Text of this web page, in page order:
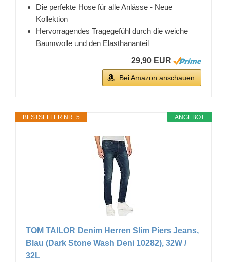
Die perfekte Hose für alle Anlässe - Neue
Kollektion
Hervorragendes Tragegefühl durch die weiche
Baumwolle und den Elasthananteil
29,90 EUR
Bei Amazon anschauen
ANGEBOT
BESTSELLER NR. 5
TOM TAILOR Denim Herren Slim Piers Jeans,
Blau (Dark Stone Wash Deni 10282), 32W /
32L